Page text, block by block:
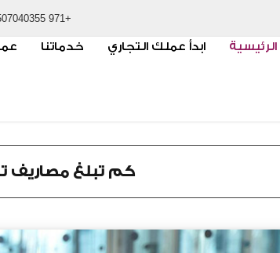
+971 507040355
الرئيسية ابدأ عملك التجاري خدماتنا
كم تبلغ مصاريف